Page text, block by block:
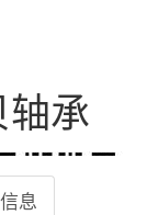
承
息